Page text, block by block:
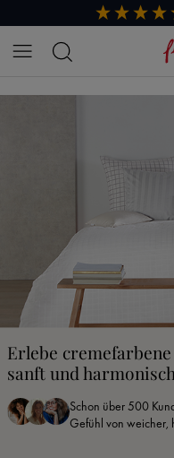
Zum Hauptinhalt springen
Erlebe
sanft und
Schon über 500
Gefühl von weicher,